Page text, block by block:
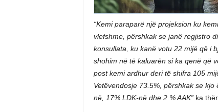
“Kemi paraparë një projeksion ku
vlefshme, përshkak se janë regjistro
konsullata, ku kanë votu 22 mijë që i
shohim në të kaluarën si ka qenë që
post kemi ardhur deri të shifra 105
Vetëvendosje 73.5%, përshkak se
në, 17% LDK-në dhe 2 % AAK”ka